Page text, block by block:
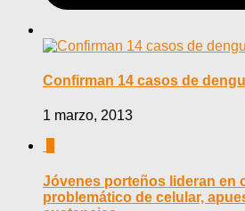
Confirman 14 casos de
1 marzo, 2013
Jóvenes porteños lideran en
problemático de celular,